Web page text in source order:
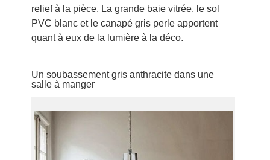
relief à la pièce. La grande baie vitrée, le sol
PVC blanc et le canapé gris perle apportent
quant à eux de la lumière à la déco.
Un soubassement gris anthracite dans une
salle à manger